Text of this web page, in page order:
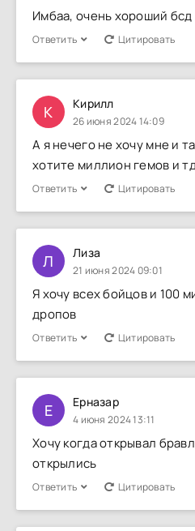
Имбаа, очень хороший бсд
Ответить Цитировать
К Кирилл
26 июня 2024 14:09
А я нечего не хочу мне и
хотите миллион гемов и
Ответить Цитировать
Л Лиза
21 июня 2024 09:01
Я хочу всех бойцов и 100
дропов
Ответить Цитировать
Е Ерназар
4 июня 2024 13:11
Хочу когда открывал
открылись
Ответить Цитировать